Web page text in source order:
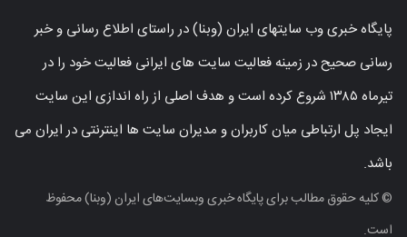
پایگاه خبری وب سایتهای ایران (وبنا) در راستای اطلاع رسانی و خبر
رسانی صحیح در زمینه فعالیت سایت های ایرانی فعالیت خود را در
تیرماه ۱۳۸۵ شروع کرده است و هدف اصلی از راه اندازی این سایت
ایجاد پل ارتباطی میان کاربران و مدیران سایت ها اینترنتی در ایران می
باشد.
© کلیه حقوق مطالب برای پایگاه خبری وبسایت‌های ایران (وبنا) محفوظ
است.